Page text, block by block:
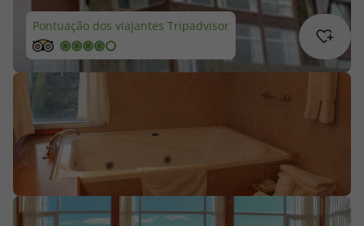
Rede de Lojas
Blog TopViagens
Área de Cliente
Agências
Pontuação dos viajantes Tripadvisor